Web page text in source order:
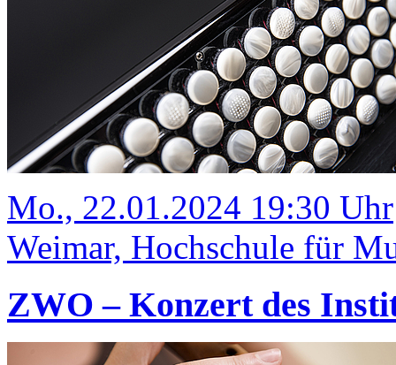
Mo., 22.01.2024 19:30 Uhr
Weimar, Hochschule für
ZWO – Konzert des